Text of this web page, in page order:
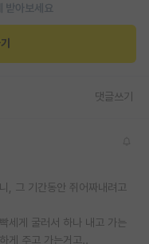
받아보세요
댓글쓰기
, 그 기간동안 쥐어짜내려고
세게 굴러서 하나 내고 가는
게 주고 가는거고..